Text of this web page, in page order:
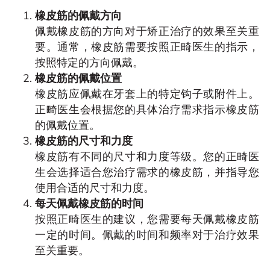
橡皮筋的佩戴方向
佩戴橡皮筋的方向对于矫正治疗的效果至关重
要。通常，橡皮筋需要按照正畸医生的指示，
按照特定的方向佩戴。
橡皮筋的佩戴位置
橡皮筋应佩戴在牙套上的特定钩子或附件上。
正畸医生会根据您的具体治疗需求指示橡皮筋
的佩戴位置。
橡皮筋的尺寸和力度
橡皮筋有不同的尺寸和力度等级。您的正畸医
生会选择适合您治疗需求的橡皮筋，并指导您
使用合适的尺寸和力度。
每天佩戴橡皮筋的时间
按照正畸医生的建议，您需要每天佩戴橡皮筋
一定的时间。佩戴的时间和频率对于治疗效果
至关重要。